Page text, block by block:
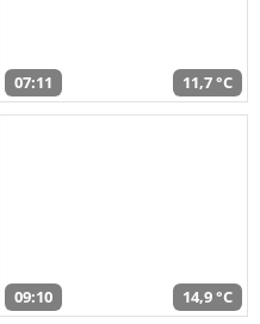
07:11 11,7 °C
09:10 14,9 °C